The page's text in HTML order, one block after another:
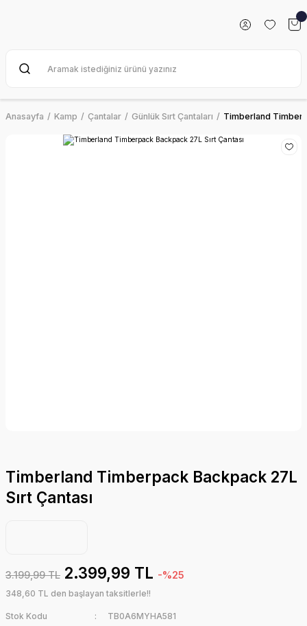
Anasayfa Kamp Çantalar Günlük Sırt Çantaları Timberland
Timberland Timberpack Backpack 27L
Sırt Çantası
3.199,99 TL 2.399,99 TL -%25
348,60 TL den başlayan taksitlerle!!
Stok Kodu
TB0A6MYHA581